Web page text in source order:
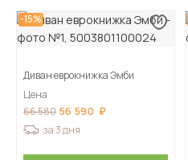
-15%
Диван еврокнижка Эмби
Цена
66 580 56 590
за 3 дня